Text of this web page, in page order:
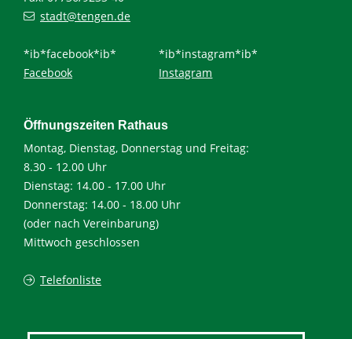
stadt@tengen.de
*ib*facebook*ib*
Facebook
*ib*instagram*ib*
Instagram
Öffnungszeiten Rathaus
Montag, Dienstag, Donnerstag und Freitag:
8.30 - 12.00 Uhr
Dienstag: 14.00 - 17.00 Uhr
Donnerstag: 14.00 - 18.00 Uhr
(oder nach Vereinbarung)
Mittwoch geschlossen
Telefonliste